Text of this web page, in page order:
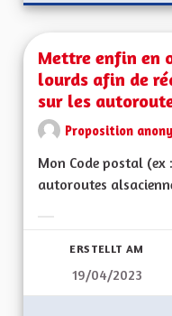
Mettre enfin en
lourds afin de
sur les
Proposition
Mon Code postal
autoroutes
ERSTELLT AM
19/04/2023